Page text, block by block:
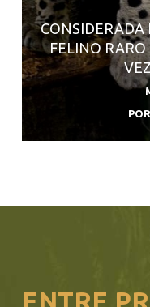
CONSIDERADA
FELINO RARO
POR
ENTRE